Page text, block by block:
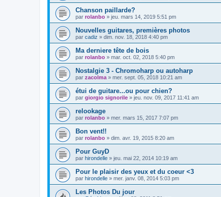
Chanson paillarde?
par rolanbo » jeu. mars 14, 2019 5:51 pm
Nouvelles guitares, premières photos
par cadiz » dim. nov. 18, 2018 4:40 pm
Ma derniere tête de bois
par rolanbo » mar. oct. 02, 2018 5:40 pm
Nostalgie 3 - Chromoharp ou autoharp
par zacolma » mer. sept. 05, 2018 10:21 am
étui de guitare...ou pour chien?
par giorgio signorile » jeu. nov. 09, 2017 11:41 am
relookage
par rolanbo » mer. mars 15, 2017 7:07 pm
Bon vent!!
par rolanbo » dim. avr. 19, 2015 8:20 am
Pour GuyD
par hirondelle » jeu. mai 22, 2014 10:19 am
Pour le plaisir des yeux et du coeur <3
par hirondelle » mer. janv. 08, 2014 5:03 pm
Les Photos Du jour